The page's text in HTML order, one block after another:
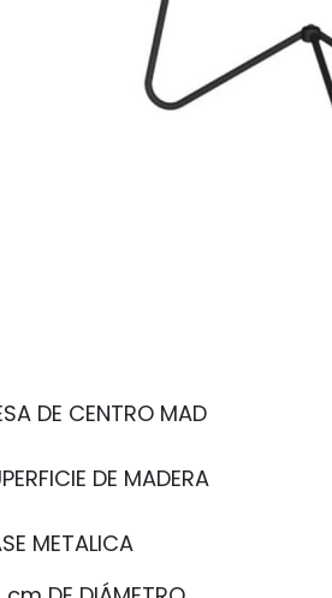
DE CENTRO MAD
DE MADERA
METALICA